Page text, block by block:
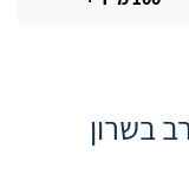
בשרון